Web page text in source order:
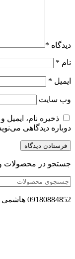
دیدگاه *
نام *
ایمیل *
وب‌ سایت
ذخیره نام،
دوباره دیدگاهی
جستجو در محصولات
09180884852 هاشمی